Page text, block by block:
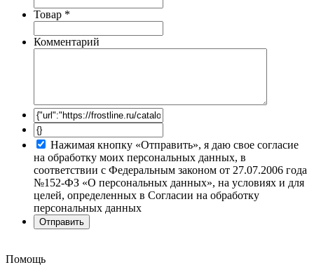
Товар *
Комментарий
Нажимая кнопку «Отправить», я даю свое согласие
на обработку моих персональных данных, в
соответствии с Федеральным законом от 27.07.2006 года
№152-ФЗ «О персональных данных», на условиях и для
целей, определенных в Согласии на обработку
персональных данных
Помощь